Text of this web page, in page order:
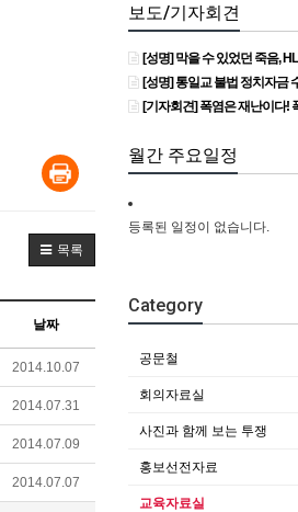
목록
날짜
2014.10.07
2014.07.31
2014.07.09
2014.07.07
보도/기자회견
[성명] 막을 수 있었던 죽음, HL만도가 책임져라 :
[성명] 통일교 불법 정치자금
[기자회견] 폭염은 재난이다! 폭염으로부터 안전
월간 주요일정
등록된 일정이 없습니다.
Category
공문철
회의자료실
사진과 함께 보는 투쟁
홍보선전자료
교육자료실